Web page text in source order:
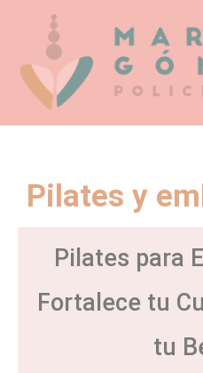
contenido
Pilates y
Pilates para
Fortalece tu
tu